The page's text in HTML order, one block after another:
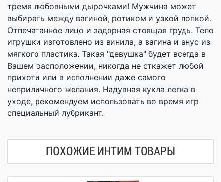
тремя любовными дырочками! Мужчина может
выбирать между вагиной, ротиком и узкой попкой.
Отпечатанное лицо и задорная стоящая грудь. Тело
игрушки изготовлено из винила, а вагина и анус из
мягкого пластика. Такая "девушка" будет всегда в
Вашем расположении, никогда не откажет любой
прихоти или в исполнении даже самого
неприличного желания. Надувная кукла легка в
уходе, рекомендуем использовать во время игр
специальный лубрикант.
ПОХОЖИЕ ИНТИМ ТОВАРЫ